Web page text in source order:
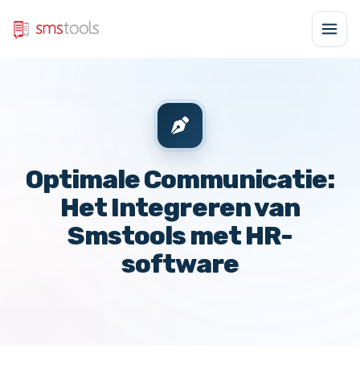
Optimale Communicatie:
Het Integreren van
Smstools met HR-
software